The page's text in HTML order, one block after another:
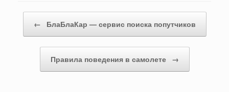
Post navigation
← БлаБлаКар — сервис поиска попутчиков
Правила поведения в самолете →